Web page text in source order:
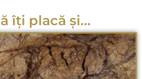
îți placă și...